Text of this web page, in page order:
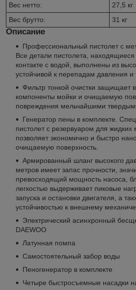
Вес нетто:
27,5 кг
Вес брутто:
31 кг
Описание
Профессиональный пистолет с
Все детали пистолета,
контакте с водой, выполнены из
устойчивой к перепадам давления
Фильтр тонкой очистки защищает
компоненты мойки и очищаемую
повреждения мельчайшими
Генератор пены в комплекте.
пистолет с резервуаром для
позволяет экономично и быстро
очищаемую поверхность.
Армированный шланг высокого
метров имеет запас прочности,
превосходящий мощность насоса,
легкостью выдерживает пиковые
запуска и остановки двигателя, а
устойчивостью к внешнему
Электрический асинхронный
DAEWOO
Латунная помпа
Самостоятельный забор воды
Пеногенератор в комплекте
Четыре быстросъемные насадки